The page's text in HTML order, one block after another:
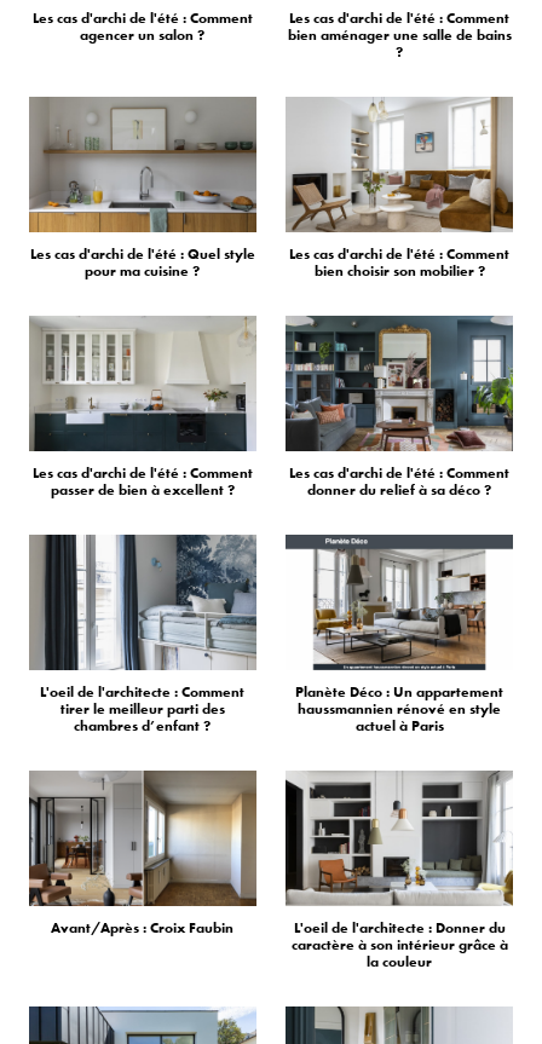
Les cas d'archi de l'été : Comment
agencer un salon ?
Les cas d'archi de l'été : Comment
bien aménager une salle de bains
?
Les cas d'archi de l'été : Quel style
pour ma cuisine ?
Les cas d'archi de l'été : Comment
bien choisir son mobilier ?
Les cas d'archi de l'été : Comment
passer de bien à excellent ?
Les cas d'archi de l'été : Comment
donner du relief à sa déco ?
L'oeil de l'architecte : Comment
tirer le meilleur parti des
chambres d’enfant ?
Planète Déco : Un appartement
haussmannien rénové en style
actuel à Paris
Avant/Après : Croix Faubin
L'oeil de l'architecte : Donner du
caractère à son intérieur grâce à
la couleur